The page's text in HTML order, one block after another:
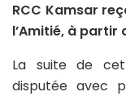
RCC Kamsar
l’Amitié, à partir
La suite de
disputée avec